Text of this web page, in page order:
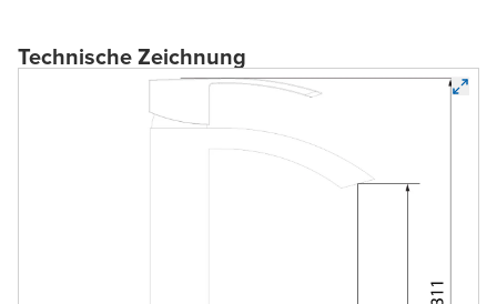
Technische Zeichnung